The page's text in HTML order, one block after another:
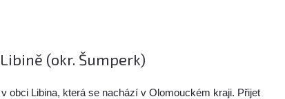
(okr. Šumperk)
obci Libina, která se nachází v Olomouckém kraji. Přijet